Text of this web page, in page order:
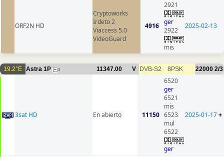
ORF2N HD
Cryptoworks
Irdeto 2
Viaccess 5.0
VideoGuard
4916
2921
ger
2922
mis
2025-02-13
19.2°E Astra 1P 3 11347.00 V DVB-S2 8PSK 22000 2/3
3sat HD En abierto 11150
6520
ger
6521
mis
6523
mul
6522
ger
2025-01-17+